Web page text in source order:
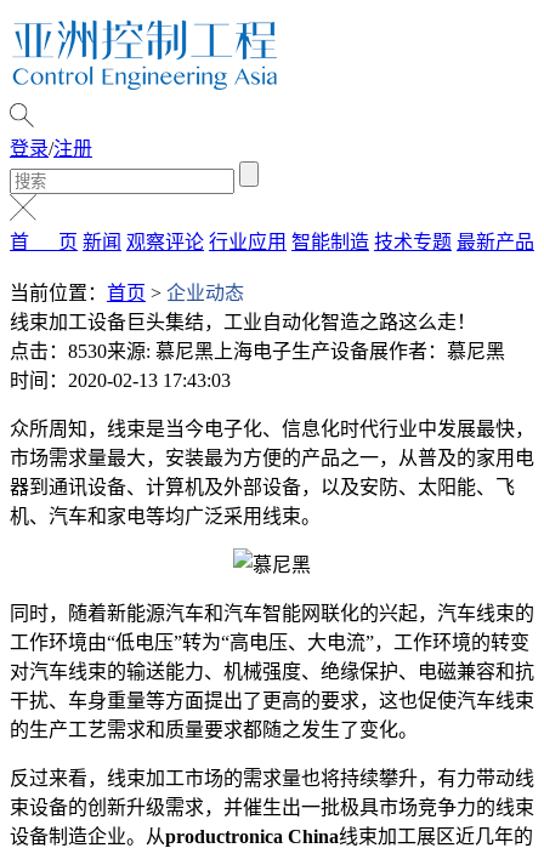
登录/注册
首 页 新闻 观察评论 行业应用 智能制造 技术专题 最新产品
当前位置： 首页 > 企业动态
线束加工设备巨头集结，工业自动化智造之路这么走！
点击：8530来源: 慕尼黑上海电子生产设备展作者：慕尼黑
时间：2020-02-13 17:43:03
众所周知，线束是当今电子化、信息化时代行业中发展最快，
市场需求量最大，安装最为方便的产品之一，从普及的家用电
器到通讯设备、计算机及外部设备，以及安防、太阳能、飞
机、汽车和家电等均广泛采用线束。
同时，随着新能源汽车和汽车智能网联化的兴起，汽车线束的
工作环境由“低电压”转为“高电压、大电流”，工作环境的转变
对汽车线束的输送能力、机械强度、绝缘保护、电磁兼容和抗
干扰、车身重量等方面提出了更高的要求，这也促使汽车线束
的生产工艺需求和质量要求都随之发生了变化。
反过来看，线束加工市场的需求量也将持续攀升，有力带动线
束设备的创新升级需求，并催生出一批极具市场竞争力的线束
设备制造企业。从productronica China线束加工展区近几年的